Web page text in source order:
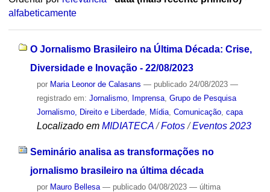
alfabeticamente
O Jornalismo Brasileiro na Última Década: Crise,
Diversidade e Inovação - 22/08/2023
por Maria Leonor de Calasans — publicado24/08/2023 —
registrado em: Jornalismo, Imprensa, Grupo de Pesquisa
Jornalismo, Direito e Liberdade, Mídia, Comunicação, capa
Localizado em MIDIATECA /Fotos /Eventos 2023
Seminário analisa as transformações no
jornalismo brasileiro na última década
por Mauro Bellesa — publicado04/08/2023 — última